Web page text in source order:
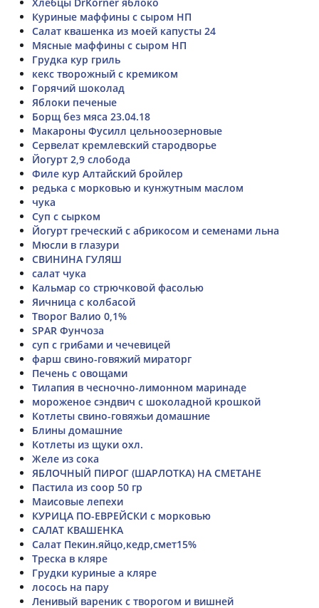
Куриные маффины с сыром НП
Салат квашенка из моей капусты 24
Мясные маффины с сыром НП
Грудка кур гриль
кекс творожный с кремиком
Горячий шоколад
Яблоки печеные
Борщ без мяса 23.04.18
Макароны Фусилл цельноозерновые
Сервелат кремлевский стародворье
Йогурт 2,9 слобода
Филе кур Алтайский бройлер
редька с морковью и кунжутным маслом
чука
Суп с сырком
Йогурт греческий с абрикосом и семенами льна
Мюсли в глазури
СВИНИНА ГУЛЯШ
салат чука
Кальмар со стрючковой фасолью
Яичница с колбасой
Творог Валио 0,1%
SPAR Фунчоза
суп с грибами и чечевицей
фарш свино-говяжий мираторг
Печень с овощами
Тилапия в чесночно-лимонном маринаде
мороженое сэндвич с шоколадной крошкой
Котлеты свино-говяжьи домашние
Блины домашние
Котлеты из щуки охл.
Желе из сока
ЯБЛОЧНЫЙ ПИРОГ (ШАРЛОТКА) НА СМЕТАНЕ
Пастила из соор 50 гр
Маисовые лепехи
КУРИЦА ПО-ЕВРЕЙСКИ с морковью
САЛАТ КВАШЕНКА
Салат Пекин.яйцо,кедр,смет15%
Треска в кляре
Грудки куриные а кляре
лосось на пару
Ленивый вареник с творогом и вишней